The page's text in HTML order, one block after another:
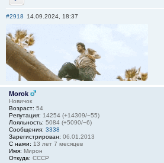
Отправить личное сообщение
#2918 14.09.2024, 18:37
Morok
Новичок
Возраст: 54
Репутация: 14254 (+14309/−55)
Лояльность: 5084 (+5090/−6)
Сообщения: 3338
Зарегистрирован: 06.01.2013
С нами: 13 лет 7 месяцев
Имя: Мирон
Откуда: СССР